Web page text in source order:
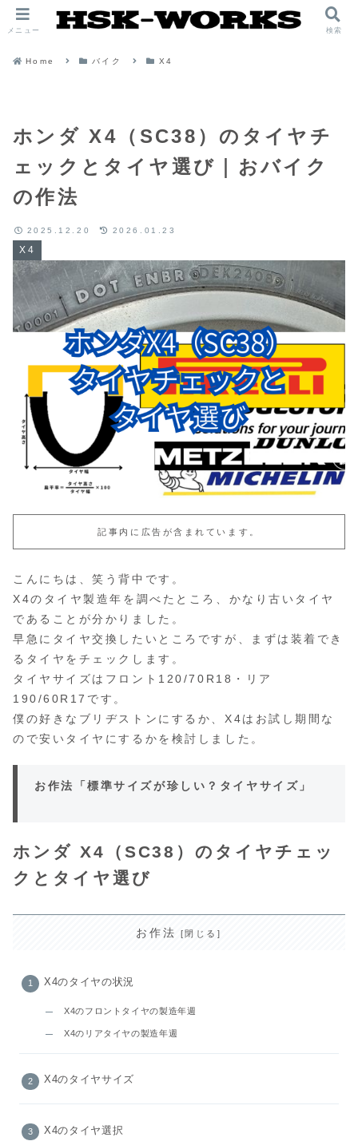
Home バイク X4
ホンダ X4（SC38）のタイヤチ
ェックとタイヤ選び｜おバイク
の作法
X4
2025.12.20 2026.01.23
記事内に広告が含まれています。
こんにちは、笑う背中です。
X4のタイヤ製造年を調べたところ、かなり古いタイヤ
であることが分かりました。
早急にタイヤ交換したいところですが、まずは装着でき
るタイヤをチェックします。
タイヤサイズはフロント120/70R18・リア
190/60R17です。
僕の好きなブリヂストンにするか、X4はお試し期間な
ので安いタイヤにするかを検討しました。
お作法「標準サイズが珍しい？タイヤサイズ」
ホンダ X4（SC38）のタイヤチェッ
クとタイヤ選び
お作法
X4のタイヤの状況
X4のフロントタイヤの製造年週
X4のリアタイヤの製造年週
X4のタイヤサイズ
X4のタイヤ選択
メニュー 検索